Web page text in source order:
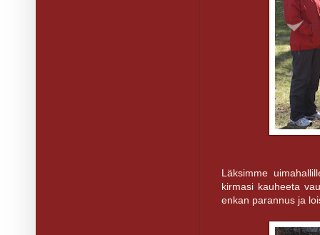
Läksimme
kirmasi kauheeta
enkan parannus ja